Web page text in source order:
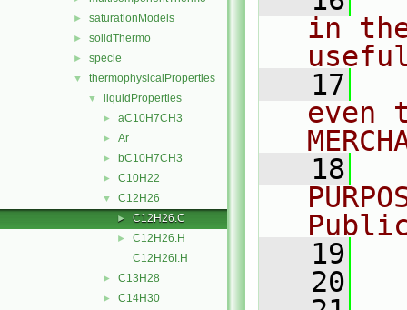
► saturationModels
► solidThermo
► specie
▼ thermophysicalProperties
▼ liquidProperties
► aC10H7CH3
► Ar
► bC10H7CH3
► C10H22
▼ C12H26
► C12H26.C
►
C12H26.H
C12H26I.H
► C13H28
► C14H30
in
   17
even
   18
   19
   20